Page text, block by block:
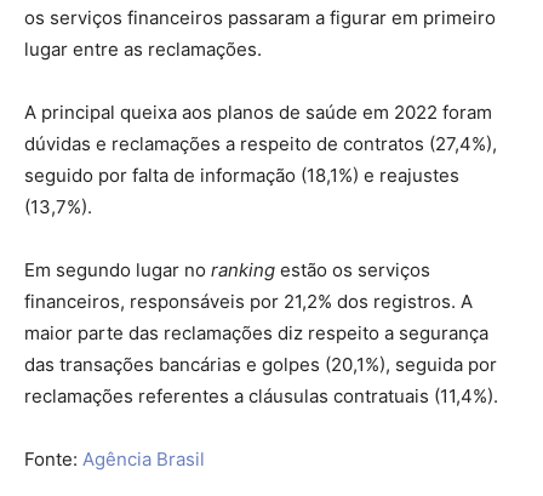
os serviços financeiros passaram a figurar em primeiro
lugar entre as reclamações.
A principal queixa aos planos de saúde em 2022 foram
dúvidas e reclamações a respeito de contratos (27,4%),
seguido por falta de informação (18,1%) e reajustes
(13,7%).
Em segundo lugar no ranking estão os serviços
financeiros, responsáveis por 21,2% dos registros. A
maior parte das reclamações diz respeito a segurança
das transações bancárias e golpes (20,1%), seguida por
reclamações referentes a cláusulas contratuais (11,4%).
Fonte: Agência Brasil